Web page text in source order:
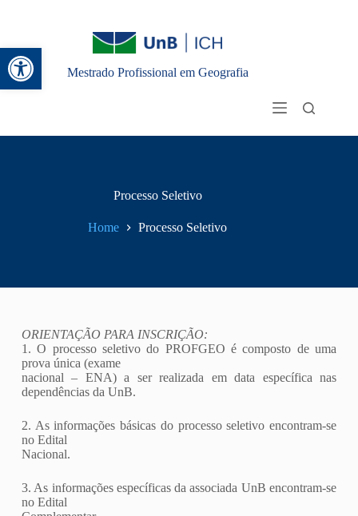
Abrir a barra de ferramentas
Mestrado Profissional em Geografia
Processo Seletivo
Home Processo Seletivo
ORIENTAÇÃO PARA INSCRIÇÃO:
1. O processo seletivo do PROFGEO é composto de uma
prova única (exame
nacional – ENA) a ser realizada em data específica nas
dependências da UnB.
2. As informações básicas do processo seletivo encontram-se
no Edital
Nacional.
3. As informações específicas da associada UnB encontram-se
no Edital